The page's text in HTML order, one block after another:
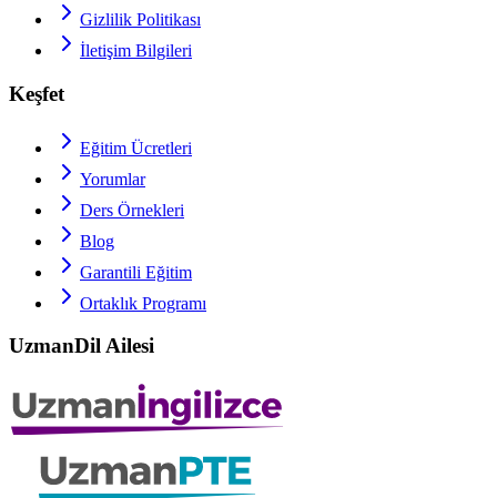
Gizlilik Politikası
İletişim Bilgileri
Keşfet
Eğitim Ücretleri
Yorumlar
Ders Örnekleri
Blog
Garantili Eğitim
Ortaklık Programı
UzmanDil Ailesi